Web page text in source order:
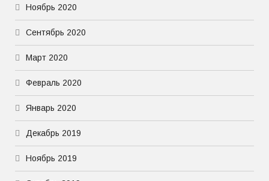
Ноябрь 2020
Сентябрь 2020
Март 2020
Февраль 2020
Январь 2020
Декабрь 2019
Ноябрь 2019